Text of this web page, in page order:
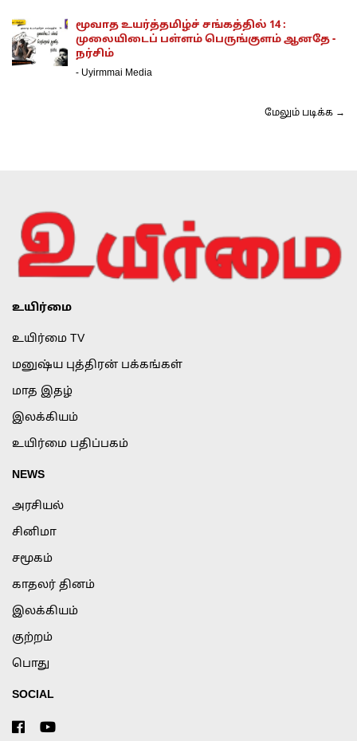
மூவாத உயர்த்தமிழ்ச் சங்கத்தில் 14 :
முலையிடைப் பள்ளம் பெருங்குளம் ஆனதே -
நர்சிம்
- Uyirmmai Media
மேலும் படிக்க →
உயிர்மை
உயிர்மை TV
மனுஷ்ய புத்திரன் பக்கங்கள்
மாத இதழ்
இலக்கியம்
உயிர்மை பதிப்பகம்
NEWS
அரசியல்
சினிமா
சமூகம்
காதலர் தினம்
இலக்கியம்
குற்றம்
பொது
SOCIAL